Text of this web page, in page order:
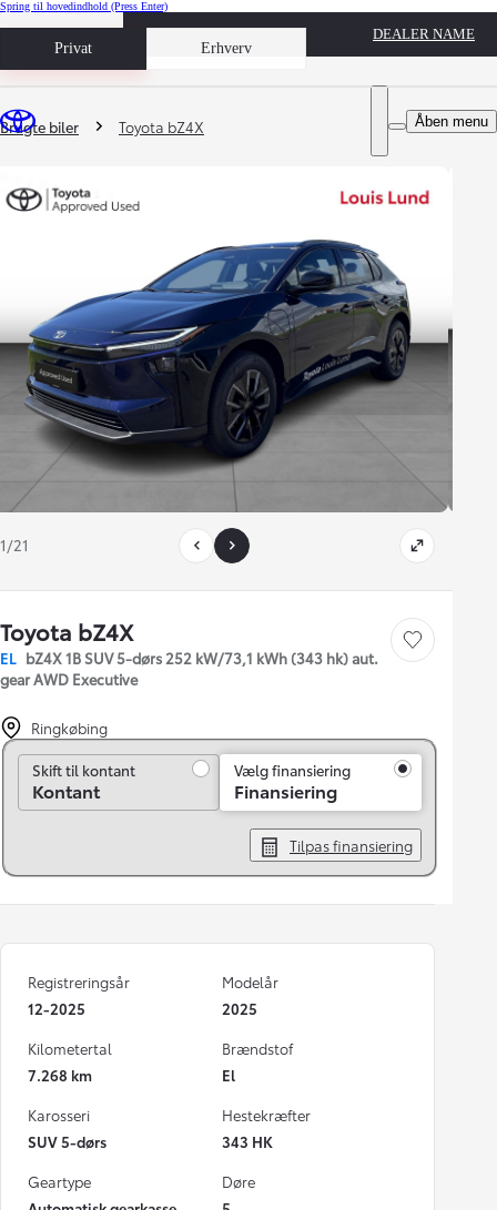
Spring til hovedindhold (Press Enter)
Privat Erhverv
Book prøvetur
DEALER NAME
Åben menu
Du er her
Brugte biler Toyota bZ4X
1/21
Toyota bZ4X
EL bZ4X 1B SUV 5-dørs 252 kW/73,1 kWh (343 hk) aut.
gear AWD Executive
Gem bil
Ringkøbing
Skift til kontant
Skift til kontant
Kontant
Vælg finansiering
Finansiering
Tilpas finansiering
Registreringsår
12-2025
Modelår
2025
Kilometertal
7.268 km
Brændstof
El
Karosseri
SUV 5-dørs
Hestekræfter
343 HK
Geartype
Døre